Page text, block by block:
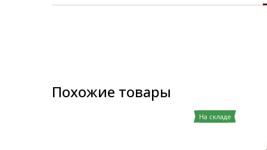
Похожие товары
На складе